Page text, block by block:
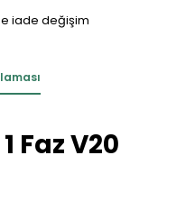
iade değişim
Faz V20